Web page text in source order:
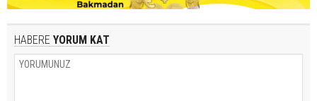
HABERE YORUM KAT